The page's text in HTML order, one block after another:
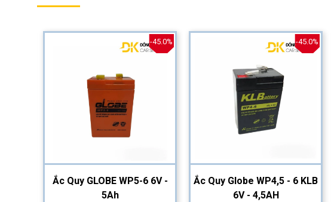
-45.0%
Ắc Quy GLOBE WP5-6 6V -
5Ah
-45.0%
Ắc Quy Globe WP4,5 - 6 KLB
6V - 4,5AH